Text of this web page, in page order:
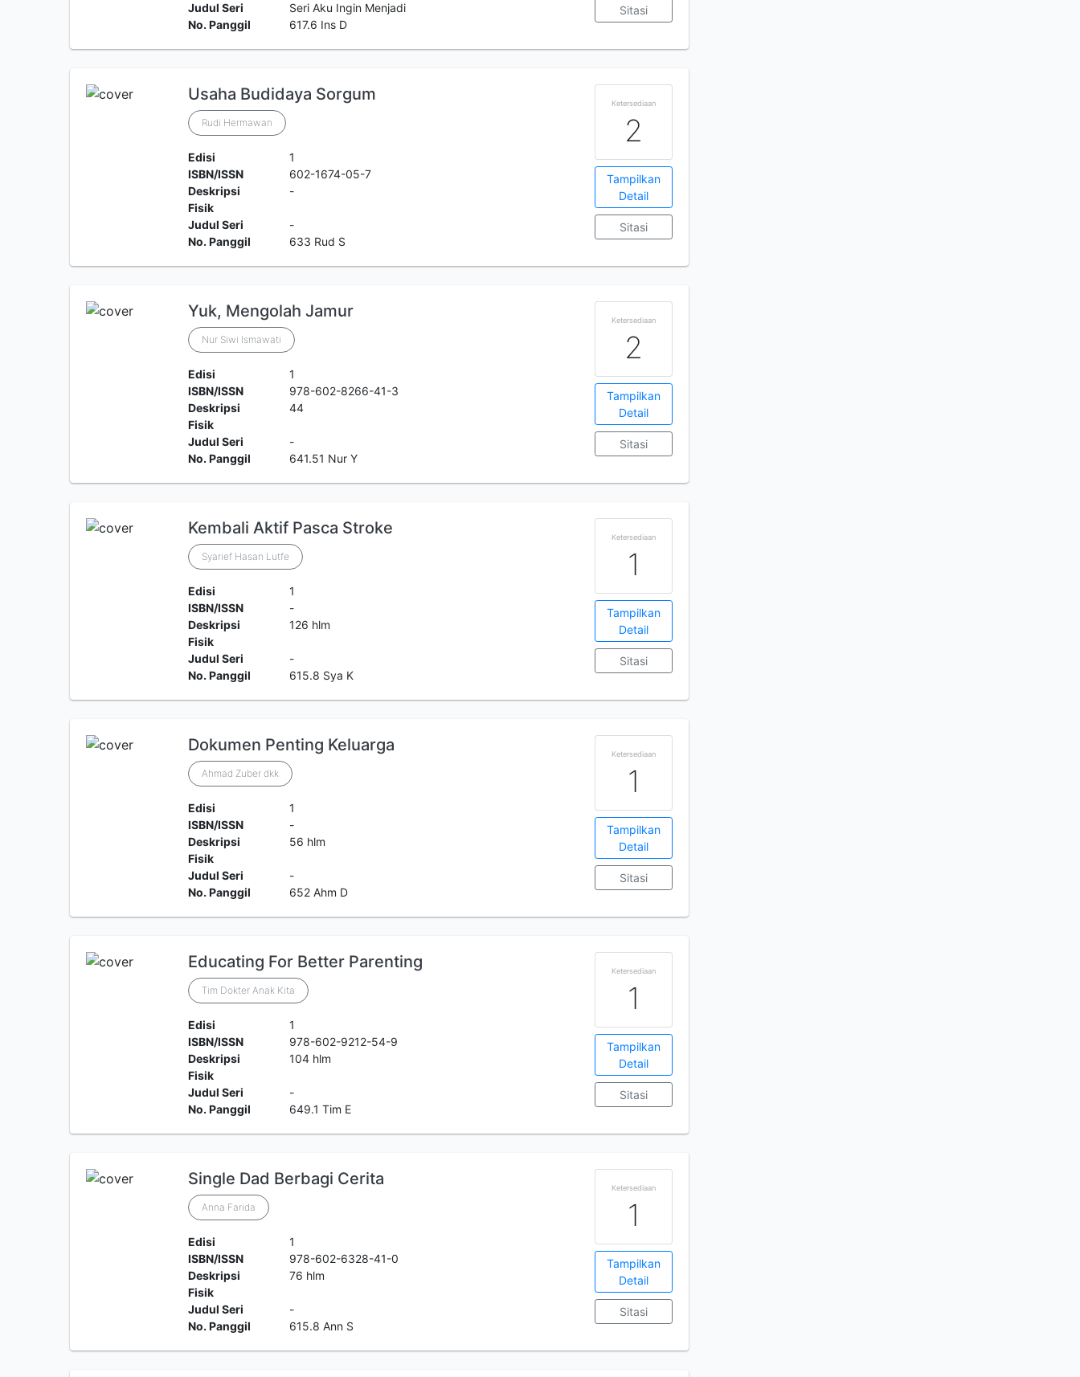
Judul Seri
Seri Aku Ingin Menjadi
No. Panggil
617.6 Ins D
Sitasi
Usaha Budidaya Sorgum
Rudi Hermawan
Edisi
1
ISBN/ISSN
602-1674-05-7
Deskripsi
Fisik
-
Judul Seri
-
No. Panggil
633 Rud S
Ketersediaan
2
Tampilkan
Detail
Sitasi
Yuk, Mengolah Jamur
Nur Siwi Ismawati
Edisi
1
ISBN/ISSN
978-602-8266-41-3
Deskripsi
Fisik
44
Judul Seri
-
No. Panggil
641.51 Nur Y
Ketersediaan
2
Tampilkan
Detail
Sitasi
Kembali Aktif Pasca Stroke
Syarief Hasan Lutfe
Edisi
1
ISBN/ISSN
-
Deskripsi
Fisik
126 hlm
Judul Seri
-
No. Panggil
615.8 Sya K
Ketersediaan
1
Tampilkan
Detail
Sitasi
Dokumen Penting Keluarga
Ahmad Zuber dkk
Edisi
1
ISBN/ISSN
-
Deskripsi
Fisik
56 hlm
Judul Seri
-
No. Panggil
652 Ahm D
Ketersediaan
1
Tampilkan
Detail
Sitasi
Educating For Better Parenting
Tim Dokter Anak Kita
Edisi
1
ISBN/ISSN
978-602-9212-54-9
Deskripsi
Fisik
104 hlm
Judul Seri
-
No. Panggil
649.1 Tim E
Ketersediaan
1
Tampilkan
Detail
Sitasi
Single Dad Berbagi Cerita
Anna Farida
Edisi
1
ISBN/ISSN
978-602-6328-41-0
Deskripsi
Fisik
76 hlm
Judul Seri
-
No. Panggil
615.8 Ann S
Ketersediaan
1
Tampilkan
Detail
Sitasi